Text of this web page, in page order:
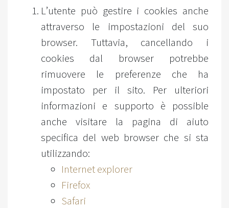
L’utente può gestire i cookies anche
attraverso le impostazioni del suo
browser. Tuttavia, cancellando i
cookies dal browser potrebbe
rimuovere le preferenze che ha
impostato per il sito. Per ulteriori
informazioni e supporto è possible
anche visitare la pagina di aiuto
specifica del web browser che si sta
utilizzando:
Internet explorer
Firefox
Safari